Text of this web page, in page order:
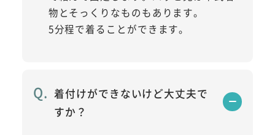
物とそっくりなものもあります。
5分程で着ることができます。
着付けができないけど大丈夫で
すか？